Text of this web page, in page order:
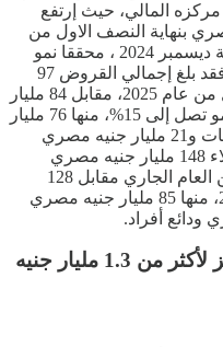
مركزه المالي، حيث إرتفع
جنيه مصري بنهاية النصف الاول من
عام 2025، مقابل 159 مليار جنيه بنهاية ديسمبر 2024 ، محققا نمو
بنسبة 21%. أما علي صعيد القروض، فقد بلغ إجمالي القروض 97
مليار جنيه مصري بنهاية النصف الأول من عام 2025، مقابل 84 مليار
جنيه مصري بنهاية عام 2024 بنسبة نمو تصل إلى 15%، منها 76 مليار
جنيه مصري قروض شركات ومؤسسات و21 مليار جنيه مصري
قروض أفراد. وبلغ إجمالي ودائع العملاء 148 مليار جنيه مصري
بنسبة نمو 15% خلال النصف الأول من العام الجاري مقابل 128
مليار جنيه مصري بنهاية ديسمبر 2024، منها 85 مليار جنيه مصري
أرباح فيركيم مصر للأسمدة تقفز لأكثر من 1.3 مليار جنيه